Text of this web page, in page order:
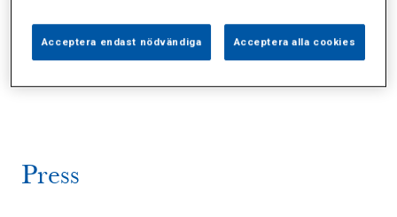
Alla (6) Vårdgivare (2) Specialister (0)
Press
Acceptera endast nödvändiga Acceptera alla cookies